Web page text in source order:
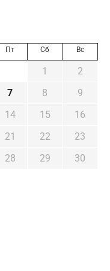
Пт Сб Вс
1
2
7 8
9
14 15
16
21 22
23
28 29
30